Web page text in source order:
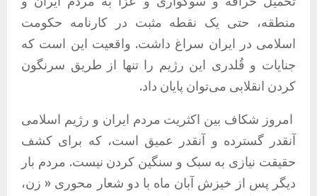
منطقه، حتی یک نقطه مثبت در کارنامه حکومت
اسلامی در ایران سراغ داشت. واقعیت این است که
جنایات و قُلدری این رژیم را تنها از طریق سرنگون
کردن انقلابی می‌توان پایان داد.
امروز شکاف بین اکثریت مردم ایران و رژیم اسلامی
آنقدر گسترده و آنقدر عمیق است، که برای کشف
حقیقت نیازی به سبک و سنگین کردن نیست. مردم بار
دیگر پس از خیزش آبان ماه با دو شعار محوری « زن،